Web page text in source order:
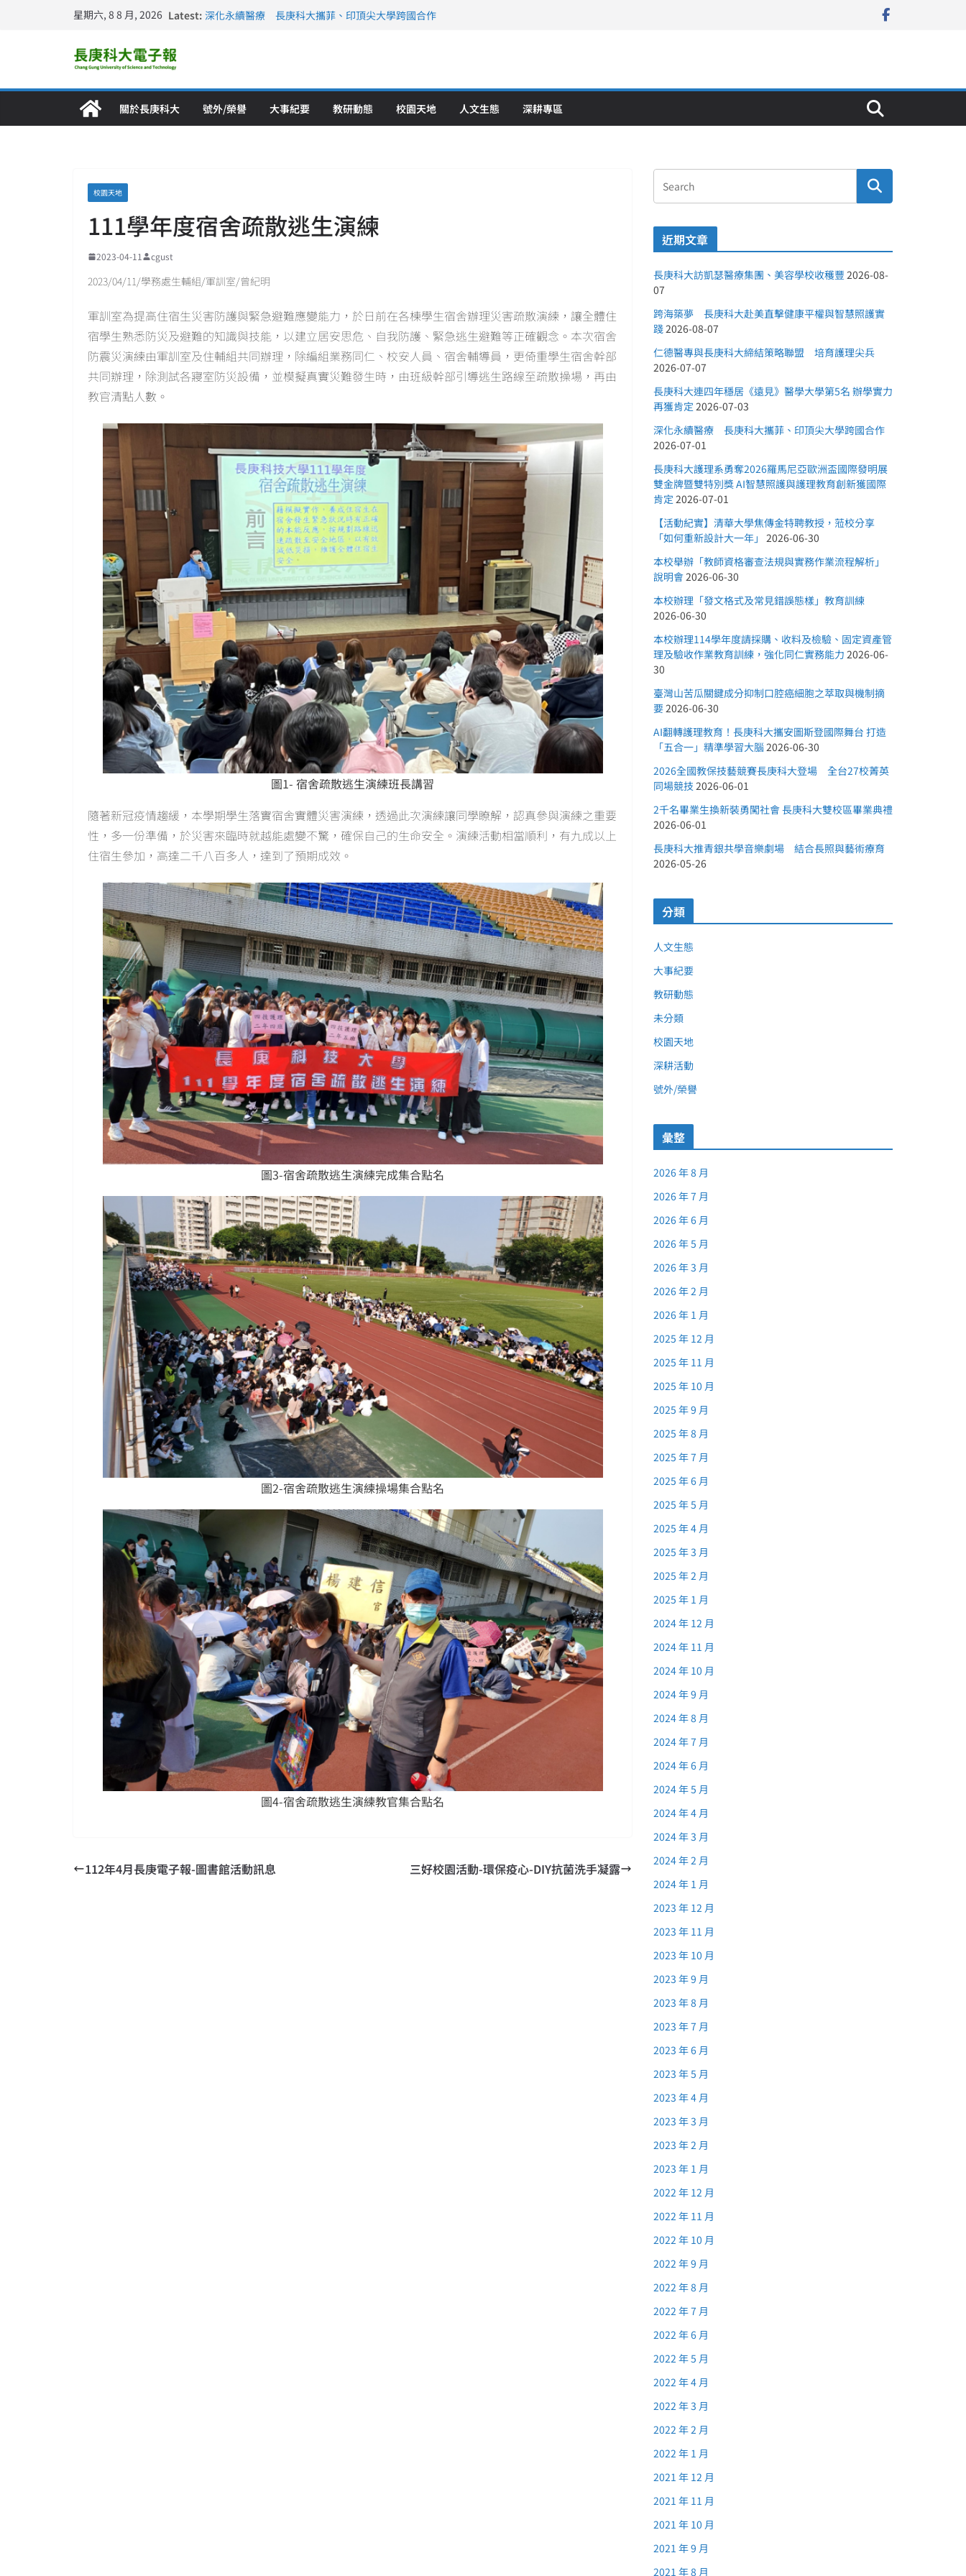
星期六, 8 8 月, 2026 Latest: 深化永續醫療 長庚科大攜菲、印頂尖大學跨國合作
關於長庚科大 號外/榮譽 大事紀要 教研動態 校園天地 人文生態 深耕專區
校園天地
111學年度宿舍疏散逃生演練
2023-04-11 cgust
2023/04/11/學務處生輔組/軍訓室/曾紀明
軍訓室為提高住宿生災害防護與緊急避難應變能力，於日前在各棟學生宿舍辦理災害疏散演練，讓全體住
宿學生熟悉防災及避難的知識與技能，以建立居安思危、自我防護、緊急逃生避難等正確觀念。本次宿舍
防震災演練由軍訓室及住輔組共同辦理，除編組業務同仁、校安人員、宿舍輔導員，更倚重學生宿舍幹部
共同辦理，除測試各寢室防災設備，並模擬真實災難發生時，由班級幹部引導逃生路線至疏散操場，再由
教官清點人數。
圖1- 宿舍疏散逃生演練班長講習
隨著新冠疫情趨緩，本學期學生落實宿舍實體災害演練，透過此次演練讓同學瞭解，認真參與演練之重要
性，多一份準備，於災害來臨時就越能處變不驚，確保自己的生命安全。演練活動相當順利，有九成以上
住宿生參加，高達二千八百多人，達到了預期成效。
圖3-宿舍疏散逃生演練完成集合點名
圖2-宿舍疏散逃生演練操場集合點名
圖4-宿舍疏散逃生演練教官集合點名
112年4月長庚電子報-圖書館活動訊息 三好校園活動-環保疫心-DIY抗菌洗手凝露
近期文章
長庚科大訪凱瑟醫療集團、美容學校收穫豐 2026-08-
07
跨海築夢 長庚科大赴美直擊健康平權與智慧照護實
踐2026-08-07
仁德醫專與長庚科大締結策略聯盟 培育護理尖兵
2026-07-07
長庚科大連四年穩居《遠見》醫學大學第5名 辦學實力
再獲肯定 2026-07-03
深化永續醫療 長庚科大攜菲、印頂尖大學跨國合作
2026-07-01
長庚科大護理系勇奪2026羅馬尼亞歐洲盃國際發明展
雙金牌暨雙特別獎 AI智慧照護與護理教育創新獲國際
肯定 2026-07-01
【活動紀實】清華大學焦傳金特聘教授，蒞校分享
「如何重新設計大一年」 2026-06-30
本校舉辦「教師資格審查法規與實務作業流程解析」
說明會2026-06-30
本校辦理「發文格式及常見錯誤態樣」教育訓練
2026-06-30
本校辦理114學年度請採購、收料及檢驗、固定資產管
理及驗收作業教育訓練，強化同仁實務能力 2026-06-
30
臺灣山苦瓜關鍵成分抑制口腔癌細胞之萃取與機制摘
要2026-06-30
AI翻轉護理教育！長庚科大攜安圖斯登國際舞台 打造
「五合一」精準學習大腦 2026-06-30
2026全國教保技藝競賽長庚科大登場 全台27校菁英
同場競技 2026-06-01
2千名畢業生換新裝勇闖社會 長庚科大雙校區畢業典禮
2026-06-01
長庚科大推青銀共學音樂劇場 結合長照與藝術療育
2026-05-26
分類
人文生態
大事紀要
教研動態
未分類
校園天地
深耕活動
號外/榮譽
彙整
2026 年 8 月
2026 年 7 月
2026 年 6 月
2026 年 5 月
2026 年 3 月
2026 年 2 月
2026 年 1 月
2025 年 12 月
2025 年 11 月
2025 年 10 月
2025 年 9 月
2025 年 8 月
2025 年 7 月
2025 年 6 月
2025 年 5 月
2025 年 4 月
2025 年 3 月
2025 年 2 月
2025 年 1 月
2024 年 12 月
2024 年 11 月
2024 年 10 月
2024 年 9 月
2024 年 8 月
2024 年 7 月
2024 年 6 月
2024 年 5 月
2024 年 4 月
2024 年 3 月
2024 年 2 月
2024 年 1 月
2023 年 12 月
2023 年 11 月
2023 年 10 月
2023 年 9 月
2023 年 8 月
2023 年 7 月
2023 年 6 月
2023 年 5 月
2023 年 4 月
2023 年 3 月
2023 年 2 月
2023 年 1 月
2022 年 12 月
2022 年 11 月
2022 年 10 月
2022 年 9 月
2022 年 8 月
2022 年 7 月
2022 年 6 月
2022 年 5 月
2022 年 4 月
2022 年 3 月
2022 年 2 月
2022 年 1 月
2021 年 12 月
2021 年 11 月
2021 年 10 月
2021 年 9 月
2021 年 8 月